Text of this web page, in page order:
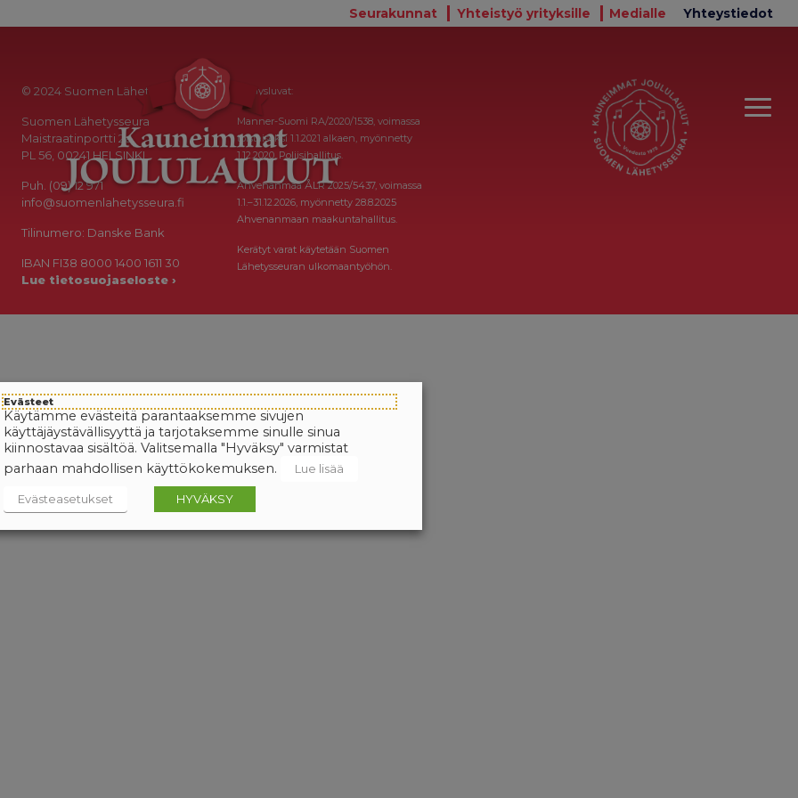
Seurakunnat Yhteistyö yrityksille Medialle Yhteystiedot
© 2024 Suomen Lähetysseura
Suomen Lähetysseura
Maistraatinportti 2a
PL 56, 00241 HELSINKI
Puh. (09) 12 971
info@suomenlahetysseura.fi
Tilinumero: Danske Bank
IBAN FI38 8000 1400 1611 30
Lue tietosuojaseloste ›
Keräysluvat:
Manner-Suomi RA/2020/1538, voimassa
toistaiseksi 1.1.2021 alkaen, myönnetty
1.12.2020, Poliisihallitus.
Ahvenanmaa ÅLR 2025/5437, voimassa
1.1.–31.12.2026, myönnetty 28.8.2025
Ahvenanmaan maakuntahallitus.
Kerätyt varat käytetään Suomen
Lähetysseuran ulkomaantyöhön.
Evästeet
Käytämme evästeitä parantaaksemme sivujen
käyttäjäystävällisyyttä ja tarjotaksemme sinulle sinua
kiinnostavaa sisältöä. Valitsemalla "Hyväksy" varmistat
parhaan mahdollisen käyttökokemuksen.
Lue lisää
Evästeasetukset HYVÄKSY